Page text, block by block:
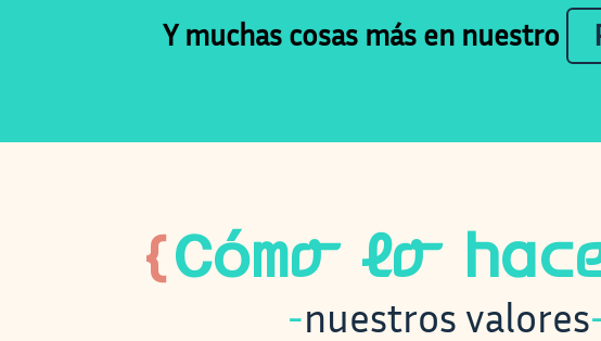
Y muchas cosas más en nuestro
{Cómo lo
-nuestros valores